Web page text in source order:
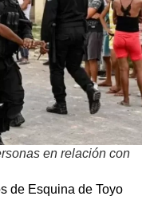
en relación con
de Esquina de Toyo